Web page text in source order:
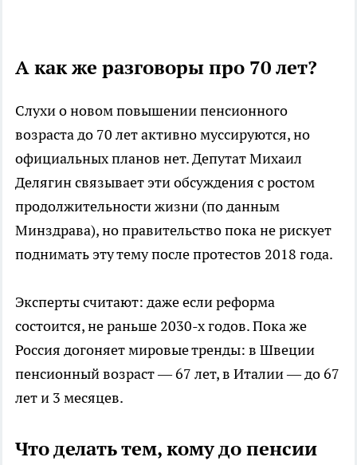
А как же разговоры про 70 лет?
Слухи о новом повышении пенсионного
возраста до 70 лет активно муссируются, но
официальных планов нет. Депутат Михаил
Делягин связывает эти обсуждения с ростом
продолжительности жизни (по данным
Минздрава), но правительство пока не рискует
поднимать эту тему после протестов 2018 года.
Эксперты считают: даже если реформа
состоится, не раньше 2030-х годов. Пока же
Россия догоняет мировые тренды: в Швеции
пенсионный возраст — 67 лет, в Италии — до 67
лет и 3 месяцев.
Что делать тем, кому до пенсии